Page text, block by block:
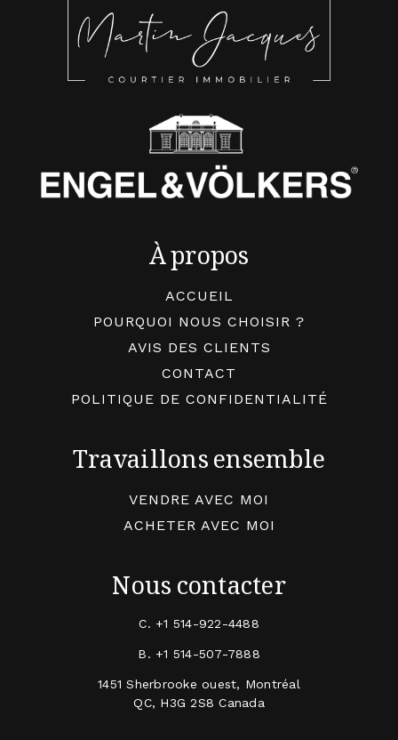
À propos
ACCUEIL
POURQUOI NOUS CHOISIR ?
AVIS DES CLIENTS
CONTACT
POLITIQUE DE CONFIDENTIALITÉ
Travaillons ensemble
VENDRE AVEC MOI
ACHETER AVEC MOI
Nous contacter
C. +1 514-922-4488
B. +1 514-507-7888
1451 Sherbrooke ouest, Montréal
QC, H3G 2S8 Canada